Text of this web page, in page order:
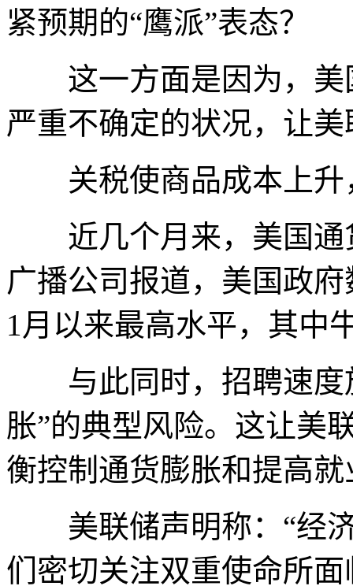
紧预期的“鹰派”表态？
这一方面是因为，美
严重不确定的状况，让
关税使商品成本上升
近几个月来，美国通
广播公司报道，美国政
1月以来最高水平，其中
与此同时，招聘速度
胀”的典型风险。这让美
衡控制通货膨胀和提高就
美联储声明称：“经济
们密切关注双重使命所